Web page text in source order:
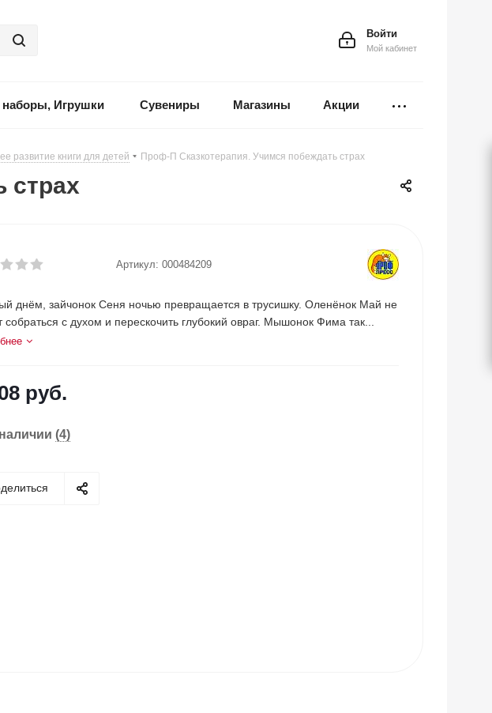
Войти
Мой кабинет
Игрушки Сувениры Магазины Акции
развитие книги для детей - Проф-П Сказкотерапия. Учимся побеждать страх
страх
Артикул: 000484209
днём, зайчонок Сеня ночью превращается в трусишку. Оленёнок Май не
собраться с духом и перескочить глубокий овраг. Мышонок Фима так...
руб.
(4)